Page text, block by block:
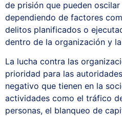
de prisión que pueden
dependiendo de factores
delitos planificados o
dentro de la organización y
La lucha contra las
prioridad para las
negativo que tienen en la
actividades como el tráfico
personas, el blanqueo de